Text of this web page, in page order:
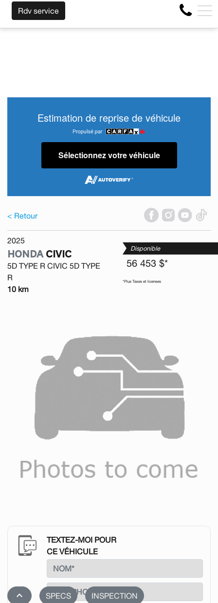
NOUS RACHETONS VOTRE AUTO PEU IMPORTE LA
4356 Boul Métropolitain E, Montréal, QC, CA H1S 1A2
EN
Rdv service
Estimation de reprise de véhicule
Sélectionnez votre véhicule
< Retour
2025
HONDACIVIC
5D TYPE R CIVIC 5D TYPE
R
10 km
Disponible
56 453 $*
*Plus Taxes et licenses
TEXTEZ-MOI POUR
CE VÉHICULE
stat_1 SPECS INSPECTION